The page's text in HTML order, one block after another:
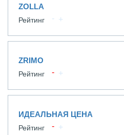
ZOLLA
Рейтинг
ZRIMO
Рейтинг
ИДЕАЛЬНАЯ ЦЕНА
Рейтинг